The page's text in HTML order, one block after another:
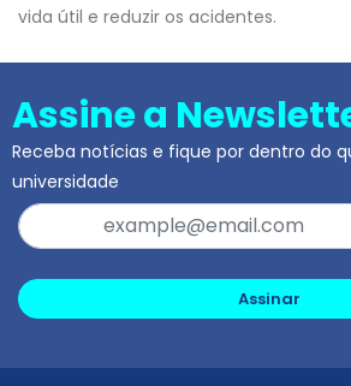
vida útil e reduzir os acidentes.
Assine a
Receba notícias e fique por dentro do
universidade
Assinar